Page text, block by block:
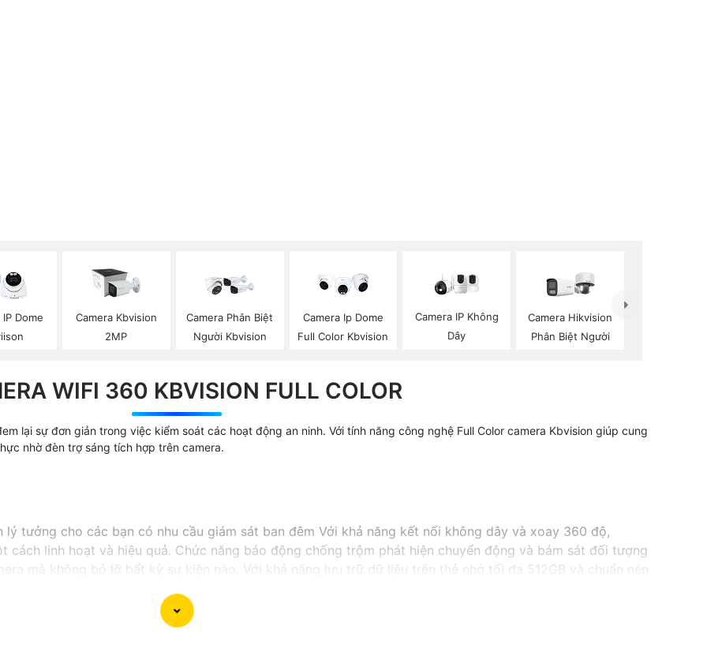
Dome
Camera Kbvision
2MP
Camera Phân Biệt
Người Kbvision
Camera Ip Dome
Full Color Kbvision
Camera IP Không
Dây
Camera Hikvision
Phân Biệt Người
WIFI 360 KBVISION FULL COLOR
lại sự đơn giản trong việc kiểm soát các hoạt động an ninh. Với tính năng công nghệ Full Color camera Kbvision giúp cung
nhờ đèn trợ sáng tích hợp trên camera.
lý tưởng cho các bạn có nhu cầu giám sát ban đêm Với khả năng kết nối không dây và xoay 360 độ,
cách linh hoạt và hiệu quả. Chức năng báo động chống trộm phát hiện chuyển động và bám sát đối tượng
mà không bỏ lỡ bất kỳ sự kiện nào. Với khả năng lưu trữ dữ liệu trên thẻ nhớ tối đa 512GB và chuẩn nén
lượng lưu trữ mà vẫn Hoàn toàn tin cậy chất lượng hình ảnh sắc nét.
Color KBvision sẽ là trợ thủ đắc lực trong việc bảo vệ ngôi nhà, văn phòng hoặc cửa hàng của bạn.